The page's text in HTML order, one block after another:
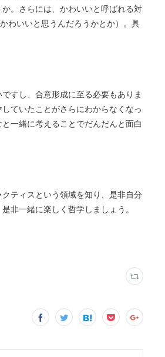
。さらには、かわいいと呼ばれる対
わいいと思うんだろうかとか）。具
すし、合意形成に至る必要もありま
ていたことがさらにわからなくなっ
一緒に考えることでだんだんと面白
ティスという領域を知り、是非自分
非一緒に楽しく哲学しましょう。